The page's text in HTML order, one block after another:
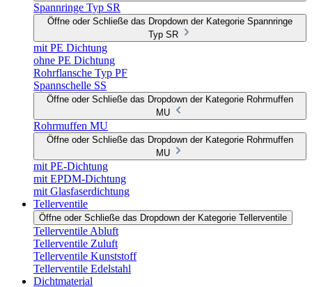
Spannringe Typ SR
Öffne oder Schließe das Dropdown der Kategorie Spannringe
Typ SR
mit PE Dichtung
ohne PE Dichtung
Rohrflansche Typ PF
Spannschelle SS
Öffne oder Schließe das Dropdown der Kategorie Rohrmuffen
MU
Rohrmuffen MU
Öffne oder Schließe das Dropdown der Kategorie Rohrmuffen
MU
mit PE-Dichtung
mit EPDM-Dichtung
mit Glasfaserdichtung
Tellerventile
Öffne oder Schließe das Dropdown der Kategorie Tellerventile
Tellerventile Abluft
Tellerventile Zuluft
Tellerventile Kunststoff
Tellerventile Edelstahl
Dichtmaterial